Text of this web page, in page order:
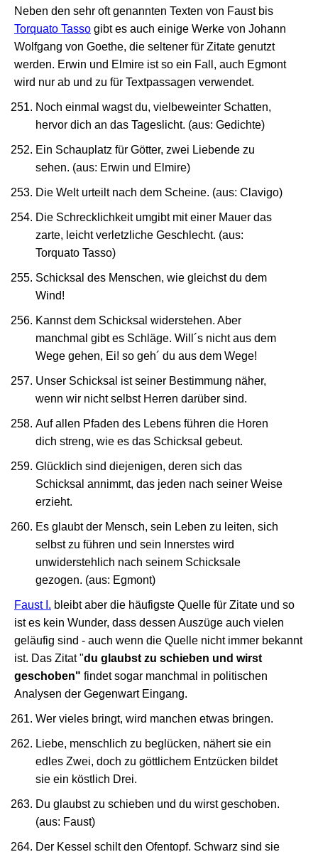
Neben den sehr oft genannten Texten von Faust bis
Torquato Tasso gibt es auch einige Werke von Johann
Wolfgang von Goethe, die seltener für Zitate genutzt
werden. Erwin und Elmire ist so ein Fall, auch Egmont
wird nur ab und zu für Textpassagen verwendet.
Noch einmal wagst du, vielbeweinter Schatten,
hervor dich an das Tageslicht. (aus: Gedichte)
Ein Schauplatz für Götter, zwei Liebende zu
sehen. (aus: Erwin und Elmire)
Die Welt urteilt nach dem Scheine. (aus: Clavigo)
Die Schrecklichkeit umgibt mit einer Mauer das
zarte, leicht verletzliche Geschlecht. (aus:
Torquato Tasso)
Schicksal des Menschen, wie gleichst du dem
Wind!
Kannst dem Schicksal widerstehen. Aber
manchmal gibt es Schläge. Will´s nicht aus dem
Wege gehen, Ei! so geh´ du aus dem Wege!
Unser Schicksal ist seiner Bestimmung näher,
wenn wir nicht selbst Herren darüber sind.
Auf allen Pfaden des Lebens führen die Horen
dich streng, wie es das Schicksal gebeut.
Glücklich sind diejenigen, deren sich das
Schicksal annimmt, das jeden nach seiner Weise
erzieht.
Es glaubt der Mensch, sein Leben zu leiten, sich
selbst zu führen und sein Innerstes wird
unwiderstehlich nach seinem Schicksale
gezogen. (aus: Egmont)
Faust I. bleibt aber die häufigste Quelle für Zitate und so
ist es kein Wunder, dass dessen Auszüge auch vielen
geläufig sind - auch wenn die Quelle nicht immer bekannt
ist. Das Zitat "du glaubst zu schieben und wirst
geschoben" findet sogar manchmal in politischen
Analysen der Gegenwart Eingang.
Wer vieles bringt, wird manchen etwas bringen.
Liebe, menschlich zu beglücken, nähert sie ein
edles Zwei, doch zu göttlichem Entzücken bildet
sie ein köstlich Drei.
Du glaubst zu schieben und du wirst geschoben.
(aus: Faust)
Der Kessel schilt den Ofentopf. Schwarz sind sie